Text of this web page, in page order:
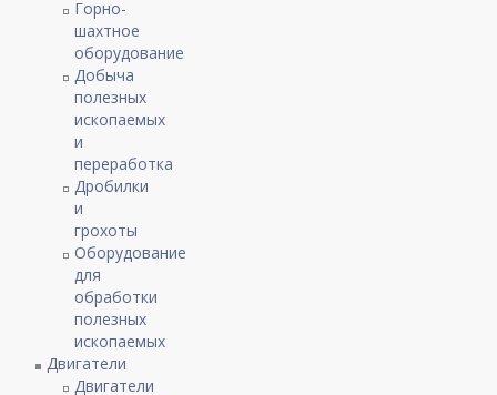
Горно-
шахтное
оборудование
Добыча
полезных
ископаемых
и
переработка
Дробилки
и
грохоты
Оборудование
для
обработки
полезных
ископаемых
Двигатели
Двигатели